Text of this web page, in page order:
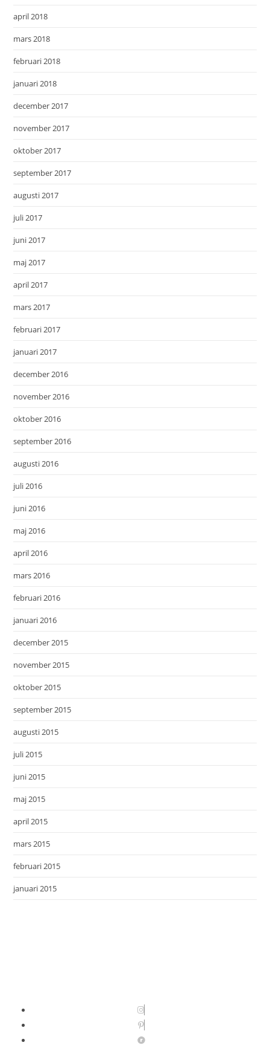
april 2018
mars 2018
februari 2018
januari 2018
december 2017
november 2017
oktober 2017
september 2017
augusti 2017
juli 2017
juni 2017
maj 2017
april 2017
mars 2017
februari 2017
januari 2017
december 2016
november 2016
oktober 2016
september 2016
augusti 2016
juli 2016
juni 2016
maj 2016
april 2016
mars 2016
februari 2016
januari 2016
december 2015
november 2015
oktober 2015
september 2015
augusti 2015
juli 2015
juni 2015
maj 2015
april 2015
mars 2015
februari 2015
januari 2015